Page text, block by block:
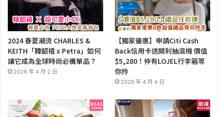
2024 春夏潮流 CHARLES &
KEITH「韓韶禧 x Petra」如何
讓它成為全球時尚必備單品？
2026 年 4 月 2 日
【獨家優惠】申請Citi Cash
Back信用卡送開利抽濕機 價值
$5,280！仲有LOJEL行李箱等
你拎
2026 年 4 月 4 日